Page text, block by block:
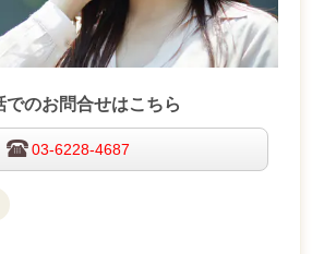
でのお問合せはこちら
03-6228-4687